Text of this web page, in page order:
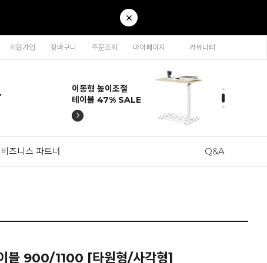
회원가입 장바구니 주문조회 마이페이지 커뮤니티
티나 인테리어의자
57% SALE
카라 연결형책장
65% SALE
이동형 높이조절
테이블 47% SALE
티나 인테리어의자
57% SALE
카라 연결형책장
65% SALE
비즈니스 파트너 Q&A
블 900/1100 [타원형/사각형]